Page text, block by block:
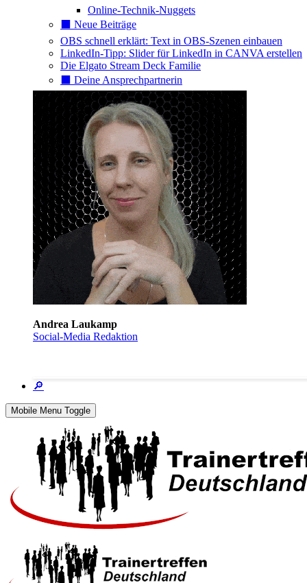
Online-Technik-Nuggets
⬛️ Neue Beiträge
OBS schnell erklärt: Text in OBS-Szenen einbauen
LinkedIn-Tipp: Slider für LinkedIn in CANVA erstellen
Die Elgato Stream Deck Familie
⬛️ Deine Ansprechpartnerin
Andrea Laukamp
Social-Media Redaktion
🔎
Mobile Menu Toggle